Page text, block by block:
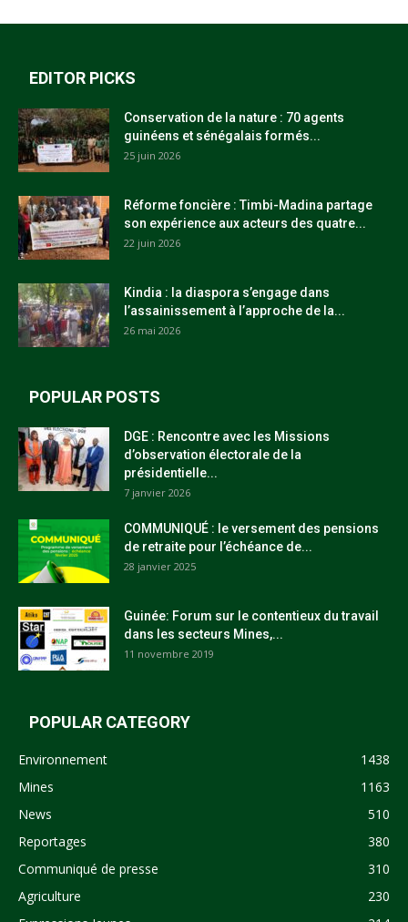
EDITOR PICKS
Conservation de la nature : 70 agents
guinéens et sénégalais formés...
25 juin 2026
Réforme foncière : Timbi-Madina partage
son expérience aux acteurs des quatre...
22 juin 2026
Kindia : la diaspora s’engage dans
l’assainissement à l’approche de la...
26 mai 2026
POPULAR POSTS
DGE : Rencontre avec les Missions
d’observation électorale de la
présidentielle...
7 janvier 2026
COMMUNIQUÉ : le versement des pensions
de retraite pour l’échéance de...
28 janvier 2025
Guinée: Forum sur le contentieux du travail
dans les secteurs Mines,...
11 novembre 2019
POPULAR CATEGORY
Environnement
1438
Mines
1163
News
510
Reportages
380
Communiqué de presse
310
Agriculture
230